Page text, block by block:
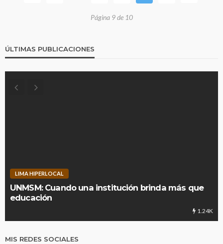
Página 9 de 10
ÚLTIMAS PUBLICACIONES
LIMA HIPERLOCAL
UNMSM: Cuando una institución brinda más que
educación
1.24K
MIS REDES SOCIALES